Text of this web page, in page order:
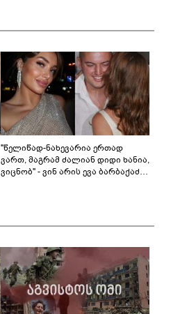
"წელიწად-ნახევარია ერთად
ვართ, მაგრამ ძალიან დიდი ხანია,
ვიცნობ" - ვინ არის ევა ბარბაქაძის